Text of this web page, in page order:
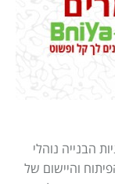
הבנייה נוהלי
והיישום של